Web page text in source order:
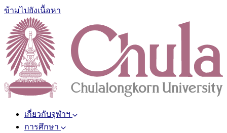
ข้ามไปยังเนื้อหา
เกี่ยวกับจุฬาฯ
การศึกษา